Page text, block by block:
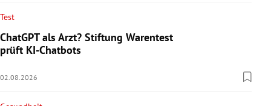
Test
ChatGPT als Arzt? Stiftung Warentest
prüft KI-Chatbots
02.08.2026